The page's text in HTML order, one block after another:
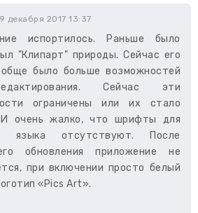
декабря 2017 13:37
испортилось. Раньше было
"Клипарт" природы. Сейчас его
было больше возможностей
Сейчас эти
ограничены или их стало
очень жалко, что шрифты для
языка отсутствуют. После
обновления приложение не
при включении просто белый
«Pics Art».